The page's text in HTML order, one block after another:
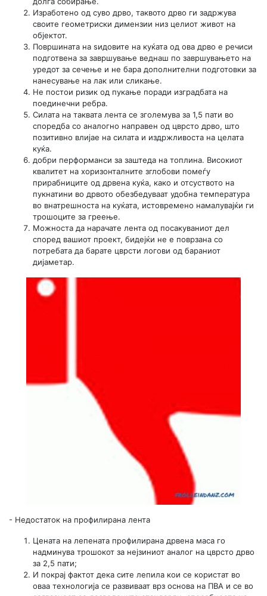
Изработено од суво дрво, таквото дрво ги задржува
своите геометриски димензии низ целиот живот на
објектот.
Површината на ѕидовите на куќата од ова дрво е речиси
подготвена за завршување веднаш по завршувањето на
уредот за сечење и не бара дополнителни подготовки за
нанесување на лак или сликање.
Не постои ризик од пукање поради изградбата на
поединечни ребра.
Силата на таквата лента се зголемува за 1,5 пати во
споредба со аналогно направен од цврсто дрво, што
позитивно влијае на силата и издржливоста на целата
куќа.
добри перформанси за заштеда на топлина. Високиот
квалитет на хоризонталните зглобови помеѓу
прирабниците од дрвена куќа, како и отсуството на
пукнатини во дрвото обезбедуваат удобна температура
во внатрешноста на куќата, истовремено намалувајќи ги
трошоците за греење.
Можноста да нарачате лента од посакуваниот дел
според вашиот проект, бидејќи не е поврзана со
потребата да барате цврсти логови од бараниот
дијаметар.
- Недостаток на профилирана лента
Цената на лепената профилирана дрвена маса го
надминува трошокот за нејзиниот аналог на цврсто дрво
за 2,5 пати;
И покрај фактот дека сите лепила кои се користат во
оваа технологија се развиваат врз основа на ПВА и се во